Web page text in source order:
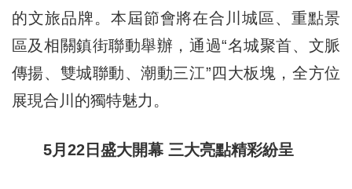
的文旅品牌。本屆節會將在合川城區、重點景
區及相關鎮街聯動舉辦，通過“名城聚首、文脈
傳揚、雙城聯動、潮動三江”四大板塊，全方位
展現合川的獨特魅力。
5月22日盛大開幕 三大亮點精彩紛呈